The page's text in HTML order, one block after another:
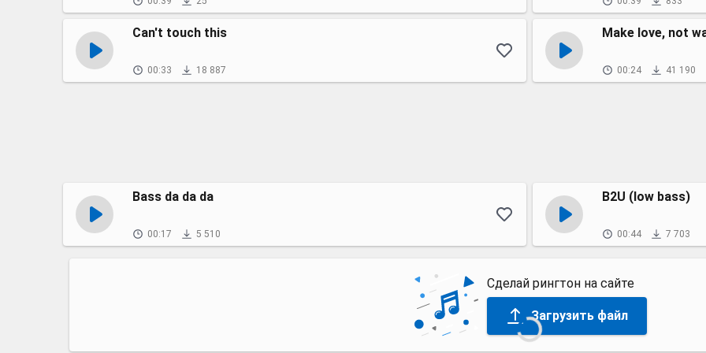
Can't touch this
00:33 18 887
Make love, not
00:24 41 190
Bass da da da
00:17 5 510
B2U (low bass)
00:44 7 703
Сделай рингтон на сайте
Загрузить файл